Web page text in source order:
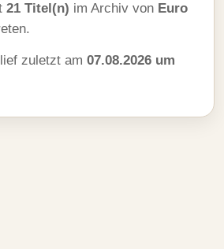
21 Titel(n) im Archiv von Euro
lief zuletzt am 07.08.2026 um